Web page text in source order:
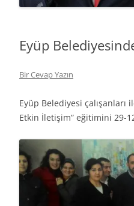
Eyüp
Bir Cevap Yazın
Eyüp Belediyesi
Etkin İletişim” eğitimini 29-